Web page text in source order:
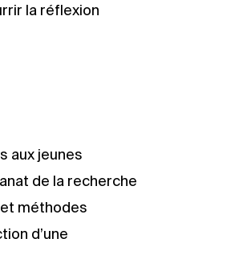
la réflexion
aux jeunes
de la recherche
méthodes
d’une